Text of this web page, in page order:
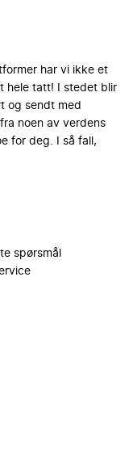
har vi ikke et
hele tatt! I stedet blir
og sendt med
noen av verdens
for deg. I så fall,
spørsmål